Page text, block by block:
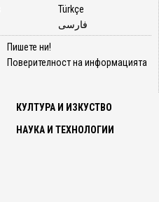
Türkçe
فارسی
Пишете ни!
Поверителност на информацията
КУЛТУРА И ИЗКУСТВО
НАУКА И ТЕХНОЛОГИИ